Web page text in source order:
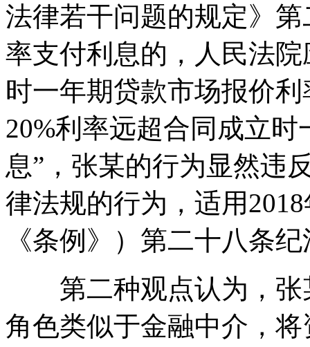
法律若干问题的规定》
率支付利息的，人民法
时一年期贷款市场报价
20%利率远超合同成立
息”，张某的行为显然违
律法规的行为，适用
《条例》）第二十八条
第二种观点认为，张
角色类似于金融中介，